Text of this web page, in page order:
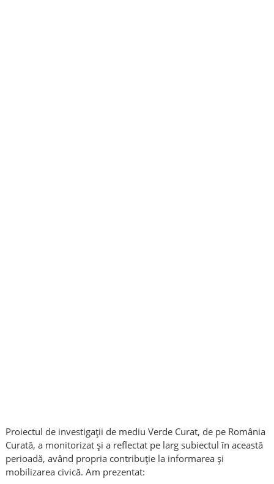
Proiectul de investigații de mediu Verde Curat, de pe România
Curată, a monitorizat și a reflectat pe larg subiectul în această
perioadă, având propria contribuție la informarea și
mobilizarea civică. Am prezentat: